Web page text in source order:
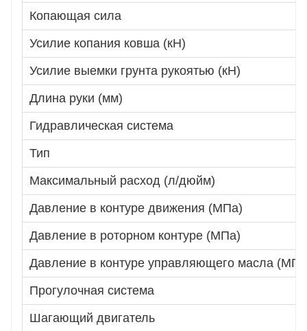
Копающая сила
Усилие копания ковша (кН)
Усилие выемки грунта рукоятью (кН)
Длина руки (мм)
Гидравлическая система
Тип
Максимальный расход (л/дюйм)
Давление в контуре движения (МПа)
Давление в роторном контуре (МПа)
Давление в контуре управляющего масла
Прогулочная система
Шагающий двигатель